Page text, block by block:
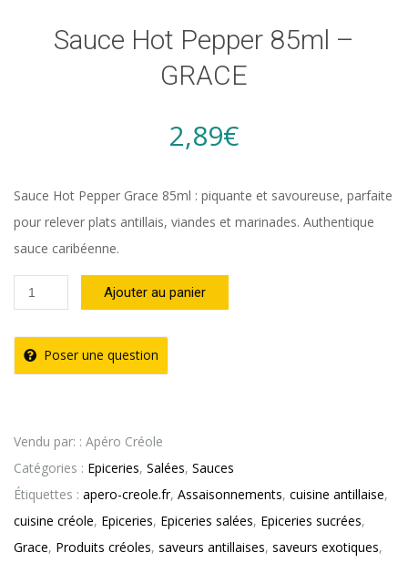
Sauce Hot Pepper 85ml –
GRACE
2,89€
Sauce Hot Pepper Grace 85ml : piquante et savoureuse, parfaite
pour relever plats antillais, viandes et marinades. Authentique
sauce caribéenne.
quantité
de
Sauce
Hot
–
GRACE
Ajouter au panier
Poser une question
Vendu par: : Apéro Créole
Catégories : Epiceries, Salées, Sauces
Étiquettes : apero-creole.fr, Assaisonnements, cuisine antillaise,
cuisine créole, Epiceries, Epiceries salées, Epiceries sucrées,
Grace, Produits créoles, saveurs antillaises, saveurs exotiques,